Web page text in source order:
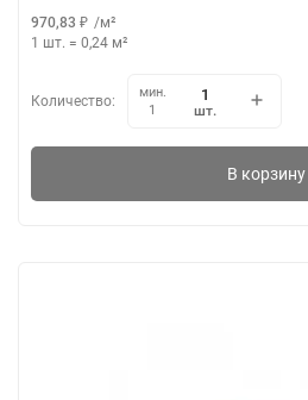
970,83 ₽ /м²
1 шт. = 0,24 м²
Количество:
мин.
1
шт.
В корзину